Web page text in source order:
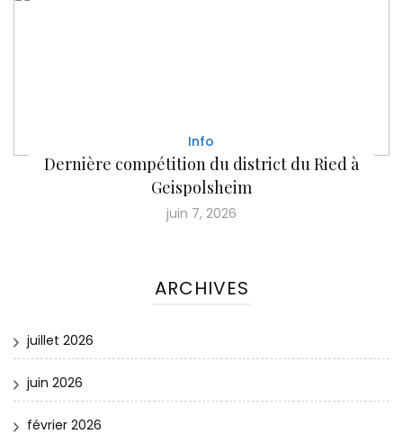
Info
Dernière compétition du district du Ried à
Geispolsheim
juin 7, 2026
ARCHIVES
juillet 2026
juin 2026
février 2026